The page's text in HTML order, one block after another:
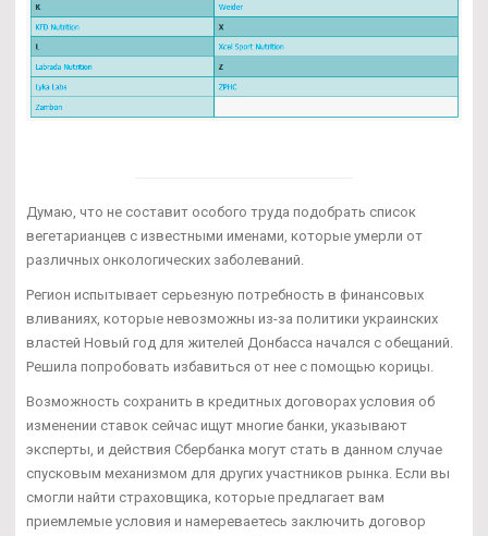
Думаю, что не составит особого труда подобрать список
вегетарианцев с известными именами, которые умерли от
различных онкологических заболеваний.
Регион испытывает серьезную потребность в финансовых
вливаниях, которые невозможны из-за политики украинских
властей Новый год для жителей Донбасса начался с обещаний.
Решила попробовать избавиться от нее с помощью корицы.
Возможность сохранить в кредитных договорах условия об
изменении ставок сейчас ищут многие банки, указывают
эксперты, и действия Сбербанка могут стать в данном случае
спусковым механизмом для других участников рынка. Если вы
смогли найти страховщика, которые предлагает вам
приемлемые условия и намереваетесь заключить договор